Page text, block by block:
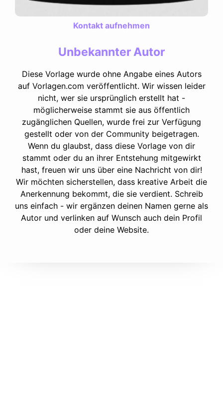
Kontakt aufnehmen
Unbekannter Autor
Diese Vorlage wurde ohne Angabe eines Autors
auf Vorlagen.com veröffentlicht. Wir wissen leider
nicht, wer sie ursprünglich erstellt hat -
möglicherweise stammt sie aus öffentlich
zugänglichen Quellen, wurde frei zur Verfügung
gestellt oder von der Community beigetragen.
Wenn du glaubst, dass diese Vorlage von dir
stammt oder du an ihrer Entstehung mitgewirkt
hast, freuen wir uns über eine Nachricht von dir!
Wir möchten sicherstellen, dass kreative Arbeit die
Anerkennung bekommt, die sie verdient. Schreib
uns einfach - wir ergänzen deinen Namen gerne als
Autor und verlinken auf Wunsch auch dein Profil
oder deine Website.